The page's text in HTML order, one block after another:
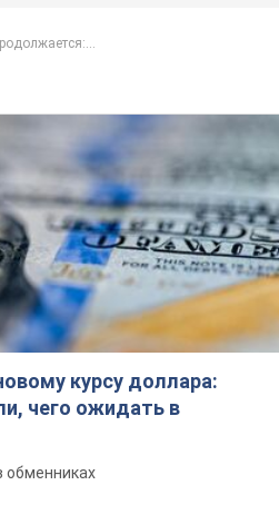
Читай только лучшее!
Подписаться